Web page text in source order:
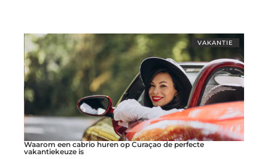
VAKANTIE
Waarom een cabrio huren op Curaçao de perfecte
vakantiekeuze is